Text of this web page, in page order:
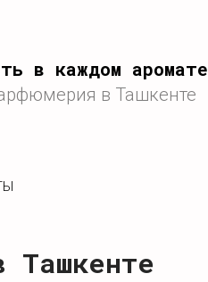
в каждом аромате
в Ташкенте